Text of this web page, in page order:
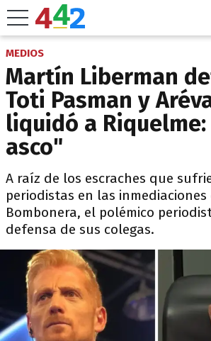
MEDIOS
Martín Liberman
Toti Pasman y
liquidó a Riquelme:
asco"
A raíz de los escraches que
periodistas en las inmediaciones
Bombonera, el polémico
defensa de sus colegas.